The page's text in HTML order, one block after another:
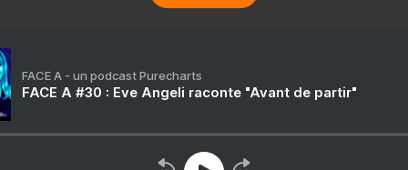
FACE A - un podcast Purecharts
FACE A #30 : Eve Angeli raconte "Avant de partir"